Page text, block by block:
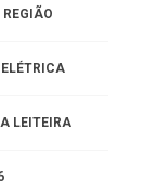
LEITEIRA